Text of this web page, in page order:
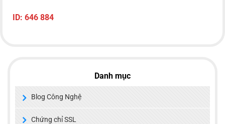
ID: 646 884
Danh mục
Blog Công Nghệ
Chứng chỉ SSL